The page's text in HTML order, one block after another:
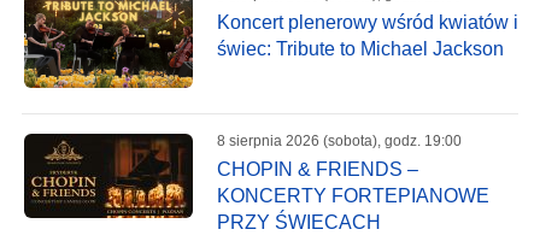
Koncert plenerowy wśród kwiatów i
świec: Tribute to Michael Jackson
8 sierpnia 2026 (sobota), godz. 19:00
CHOPIN & FRIENDS –
KONCERTY FORTEPIANOWE
PRZY ŚWIECACH